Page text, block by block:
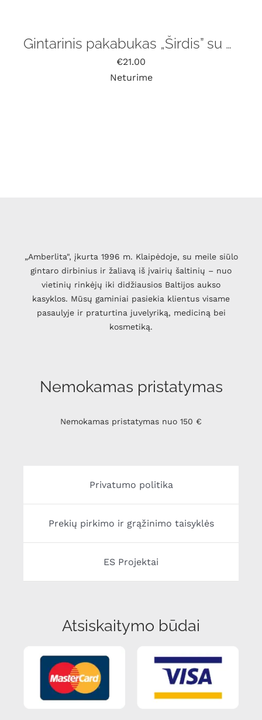
Gintarinis pakabukas „Širdis” su grandinėle
€21.00
Neturime
„Amberlita", įkurta 1996 m. Klaipėdoje, su meile siūlo
gintaro dirbinius ir žaliavą iš įvairių šaltinių – nuo
vietinių rinkėjų iki didžiausios Baltijos aukso
kasyklos. Mūsų gaminiai pasiekia klientus visame
pasaulyje ir praturtina juvelyriką, mediciną bei
kosmetiką.
Nemokamas pristatymas
Nemokamas pristatymas nuo 150 €
Privatumo politika
Prekių pirkimo ir grąžinimo taisyklės
ES Projektai
Atsiskaitymo būdai